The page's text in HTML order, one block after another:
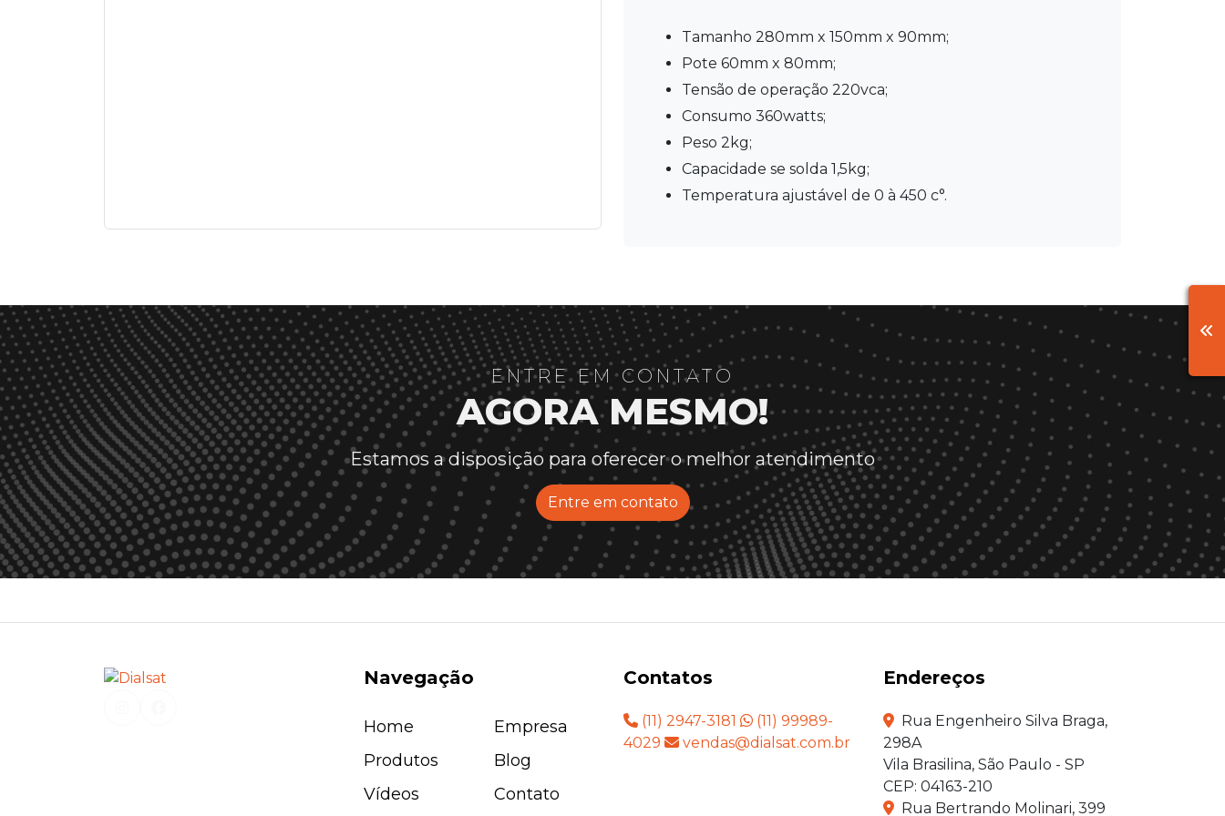
tamanho 280mm x 150mm x 90mm;
pote 60mm x 80mm;
tensão de operação 220vca;
consumo 360watts;
peso 2kg;
capacidade se solda 1,5kg;
temperatura ajustável de 0 à 450 c°.
ENTRE EM CONTATO
AGORA MESMO!
Estamos a disposição para oferecer o melhor atendimento
Entre em contato
Navegação
Home
Empresa
Produtos
Blog
Vídeos
Contato
Contatos
(11) 2947-3181
(11) 99989-
4029
vendas@dialsat.com.br
Endereços
Rua Engenheiro Silva Braga,
298A
Vila Brasilina, São Paulo - SP
CEP: 04163-210
Rua Bertrando Molinari, 399